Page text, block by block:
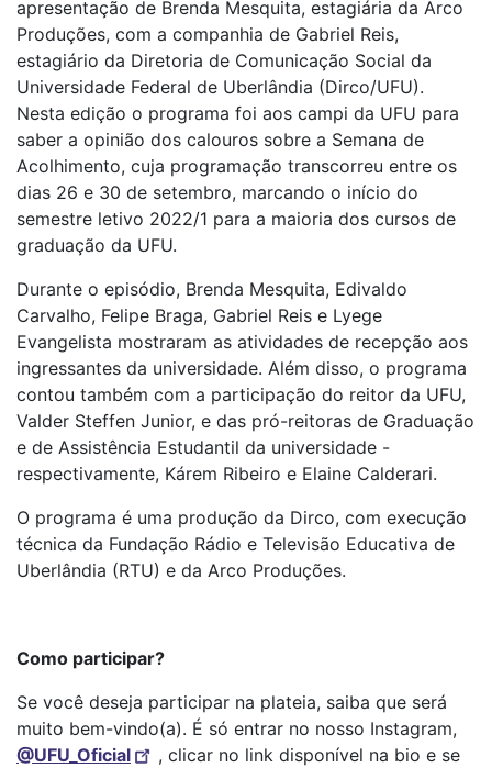
apresentação de Brenda Mesquita, estagiária da Arco
Produções, com a companhia de Gabriel Reis,
estagiário da Diretoria de Comunicação Social da
Universidade Federal de Uberlândia (Dirco/UFU).
Nesta edição o programa foi aos campi da UFU para
saber a opinião dos calouros sobre a Semana de
Acolhimento, cuja programação transcorreu entre os
dias 26 e 30 de setembro, marcando o início do
semestre letivo 2022/1 para a maioria dos cursos de
graduação da UFU.
Durante o episódio, Brenda Mesquita, Edivaldo
Carvalho, Felipe Braga, Gabriel Reis e Lyege
Evangelista mostraram as atividades de recepção aos
ingressantes da universidade. Além disso, o programa
contou também com a participação do reitor da UFU,
Valder Steffen Junior, e das pró-reitoras de Graduação
e de Assistência Estudantil da universidade -
respectivamente, Kárem Ribeiro e Elaine Calderari.
O programa é uma produção da Dirco, com execução
técnica da Fundação Rádio e Televisão Educativa de
Uberlândia (RTU) e da Arco Produções.
Como participar?
Se você deseja participar na plateia, saiba que será
muito bem-vindo(a). É só entrar no nosso Instagram,
@UFU_Oficial
, clicar no link disponível na bio e se